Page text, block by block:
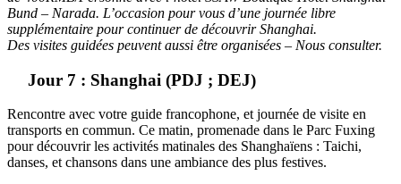
Bund – Narada. L’occasion pour vous d’une journée libre
supplémentaire pour continuer de découvrir Shanghai.
Des visites guidées peuvent aussi être organisées – Nous consulter.
Jour 7 : Shanghai (PDJ ; DEJ)
Rencontre avec votre guide francophone, et journée de visite en
transports en commun. Ce matin, promenade dans le Parc Fuxing
pour découvrir les activités matinales des Shanghaïens : Taichi,
danses, et chansons dans une ambiance des plus festives.